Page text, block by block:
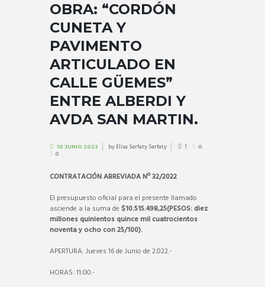
OBRA: “CORDÓN
CUNETA Y
PAVIMENTO
ARTICULADO EN
CALLE GÜEMES”
ENTRE ALBERDI Y
AVDA SAN MARTIN.
10 JUNIO 2022 byElisa Serfaty Serfaty 1
0
0
CONTRATACIÓN ABREVIADA Nº 32/2022
El presupuesto oficial para el presente llamado
asciende a la suma de $10.515.498,25(PESOS: diez
millones quinientos quince mil cuatrocientos
noventa y ocho con 25/100).
APERTURA: Jueves 16 de Junio de 2.022.-
HORAS: 11:00.-